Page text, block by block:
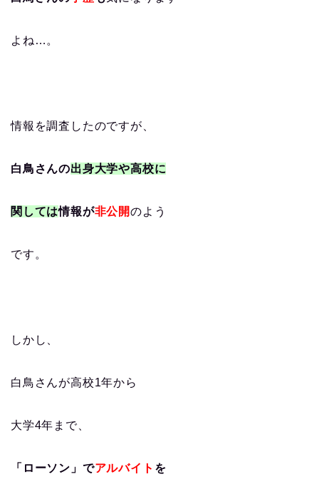
よね…。
情報を調査したのですが、
白鳥さんの出身大学や高校に
関しては情報が非公開のよう
です。
しかし、
白鳥さんが高校1年から
大学4年まで、
「ローソン」でアルバイト を